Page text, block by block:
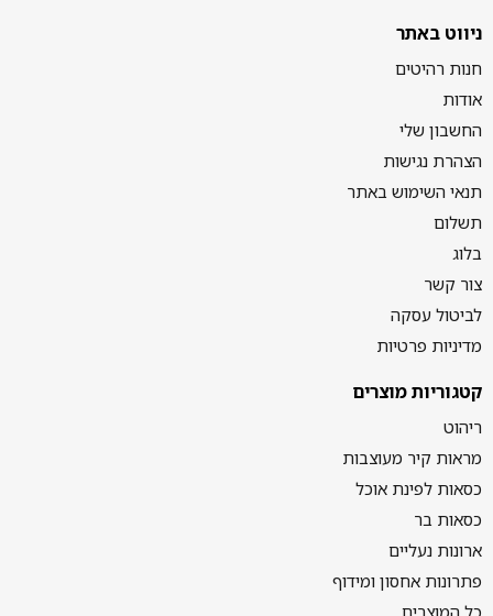
ניווט באתר
חנות רהיטים
אודות
החשבון שלי
הצהרת נגישות
תנאי השימוש באתר
תשלום
בלוג
צור קשר
לביטול עסקה
מדיניות פרטיות
קטגוריות מוצרים
ריהוט
מראות קיר מעוצבות
כסאות לפינת אוכל
כסאות בר
ארונות נעליים
פתרונות אחסון ומידוף
כל המוצרים